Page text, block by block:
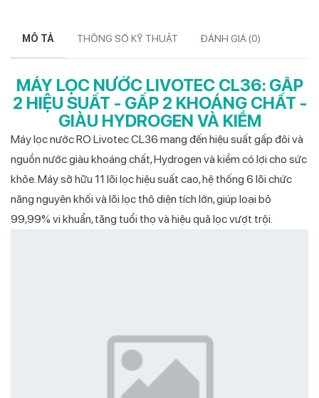
MÔ TẢ THÔNG SỐ KỸ THUẬT ĐÁNH GIÁ (0)
MÁY LỌC NƯỚC LIVOTEC CL36: GẤP
2 HIỆU SUẤT - GẤP 2 KHOÁNG CHẤT -
GIÀU HYDROGEN VÀ KIỀM
Máy lọc nước RO Livotec CL36 mang đến hiệu suất gấp đôi và
nguồn nước giàu khoáng chất, Hydrogen và kiềm có lợi cho sức
khỏe. Máy sở hữu 11 lõi lọc hiệu suất cao, hệ thống 6 lõi chức
năng nguyên khối và lõi lọc thô diện tích lớn, giúp loại bỏ
99,99% vi khuẩn, tăng tuổi thọ và hiệu quả lọc vượt trội.